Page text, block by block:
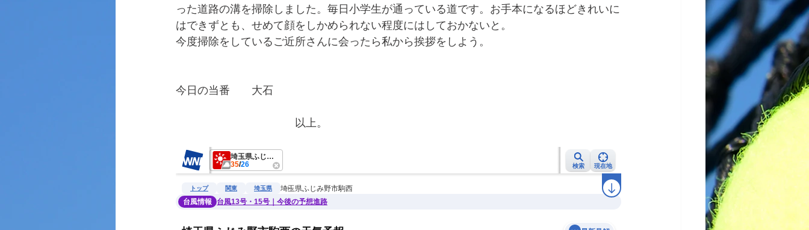
った道路の溝を掃除しました。毎日小学生が通っている道です。お手本になるほどきれいに
はできずとも、せめて顔をしかめられない程度にはしておかないと。
今度掃除をしているご近所さんに会ったら私から挨拶をしよう。
今日の当番　　大石
以上。